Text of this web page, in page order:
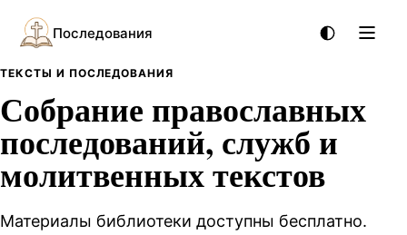
Последования
ТЕКСТЫ И ПОСЛЕДОВАНИЯ
Собрание православных
последований, служб и
молитвенных текстов
Материалы библиотеки доступны бесплатно.